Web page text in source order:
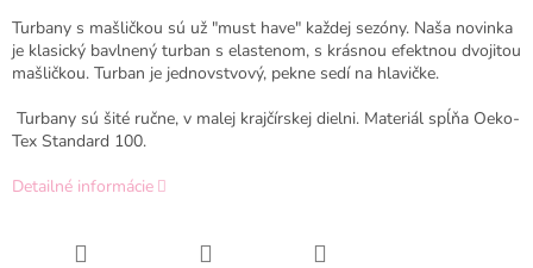
Turbany s mašličkou sú už "must have" každej sezóny. Naša novinka
je klasický bavlnený turban s elastenom, s krásnou efektnou dvojitou
mašličkou. Turban je jednovstvový, pekne sedí na hlavičke.
Turbany sú šité ručne, v malej krajčírskej dielni. Materiál spĺňa Oeko-
Tex Standard 100.
Detailné informácie